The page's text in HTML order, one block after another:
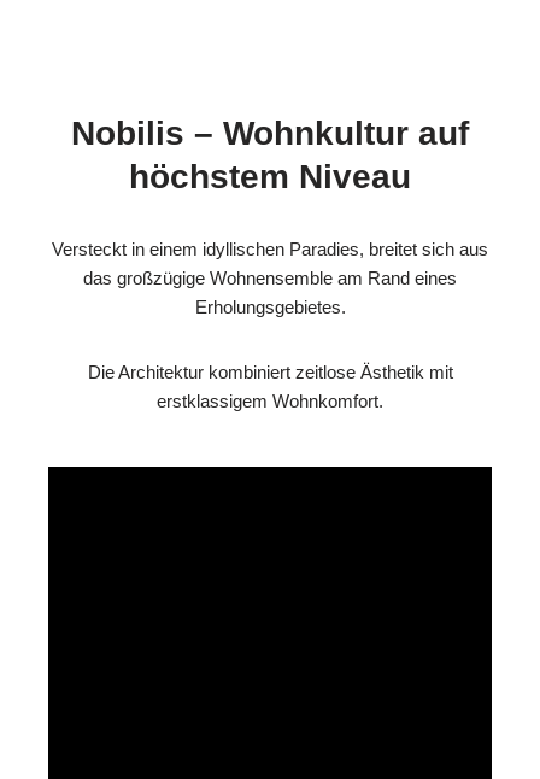
Nobilis – Wohnkultur auf
höchstem Niveau
Versteckt in einem idyllischen Paradies, breitet sich aus
das großzügige Wohnensemble am Rand eines
Erholungsgebietes.
Die Architektur kombiniert zeitlose Ästhetik mit
erstklassigem Wohnkomfort.